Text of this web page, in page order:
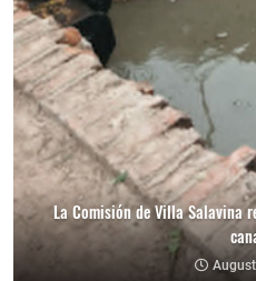
La Comisión de Villa Salavina